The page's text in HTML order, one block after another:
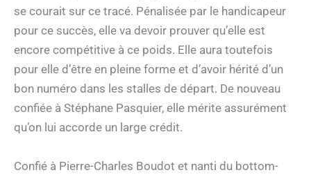
se courait sur ce tracé. Pénalisée par le handicapeur
pour ce succès, elle va devoir prouver qu’elle est
encore compétitive à ce poids. Elle aura toutefois
pour elle d’être en pleine forme et d’avoir hérité d’un
bon numéro dans les stalles de départ. De nouveau
confiée à Stéphane Pasquier, elle mérite assurément
qu’on lui accorde un large crédit.
Confié à Pierre-Charles Boudot et nanti du bottom-